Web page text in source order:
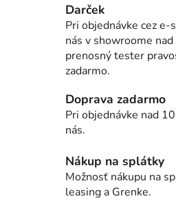
Darček
Pri objednávke cez e-
nás v showroome
prenosný tester
zadarmo.
Doprava zadarmo
Pri objednávke nad
nás.
Nákup na splátky
Možnosť nákupu na
leasing a Grenke.